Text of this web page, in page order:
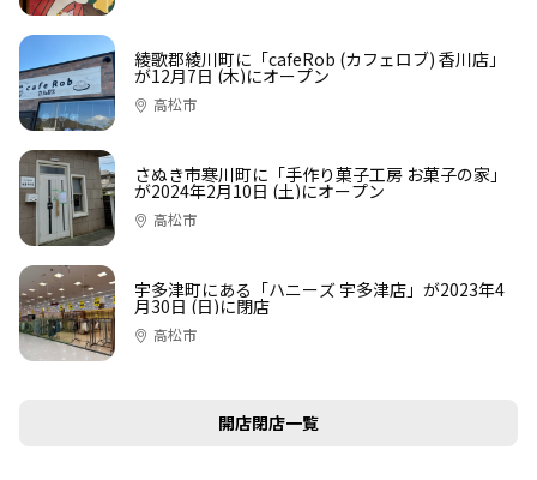
綾歌郡綾川町に「cafeRob (カフェロブ) 香川店」
が12月7日 (木)にオープン
高松市
さぬき市寒川町に「手作り菓子工房 お菓子の家」
が2024年2月10日 (土)にオープン
高松市
宇多津町にある「ハニーズ 宇多津店」が2023年4
月30日 (日)に閉店
高松市
開店閉店一覧